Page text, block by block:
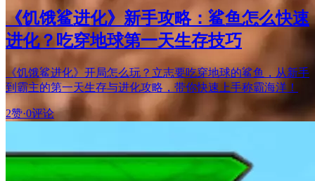
《饥饿鲨进化》新手攻略：鲨鱼怎么快速
进化？吃穿地球第一天生存技巧
《饥饿鲨进化》开局怎么玩？立志要吃穿地球的鲨鱼，从新手
到霸主的第一天生存与进化攻略，带你快速上手称霸海洋！
2赞·0评论